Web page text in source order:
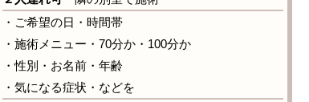
・ご希望の日・時間帯
・施術メニュー・70分か・100分か
・性別・お名前・年齢
・気になる症状・などを